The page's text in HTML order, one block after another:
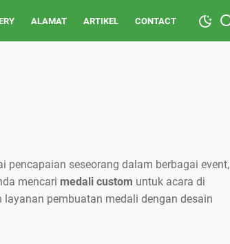
ALAMAT ARTIKEL CONTACT
seseorang dalam berbagai event,
mencari medali custom untuk acara di
pembuatan medali dengan desain